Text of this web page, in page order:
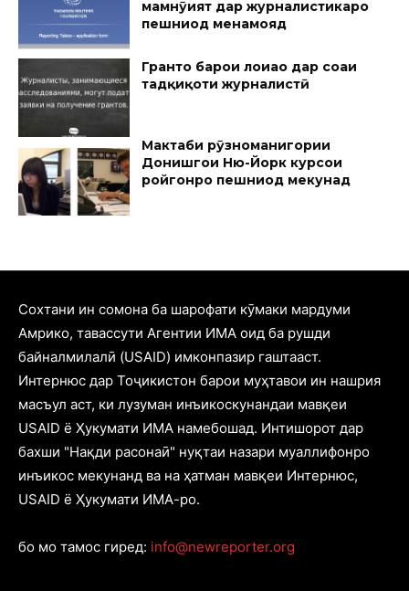
мамнӯият дар журналистикаро
пешниҳод менамояд
Грантҳо барои лоиҳаҳо дар соҳаи
тадқиқоти журналистӣ
Мактаби рӯзноманигории
Донишгоҳи Ню-Йорк курсҳои
ройгонро пешниҳод мекунад
Cохтани ин сомона ба шарофати кӯмаки мардуми
Амрико, тавассути Агентии ИМА оид ба рушди
байналмилалӣ (USAID) имконпазир гаштааст.
Интернюс дар Тоҷикистон барои муҳтавои ин нашрия
масъул аст, ки лузуман инъикоскунандаи мавқеи
USAID ё Ҳукумати ИМА намебошад. Интишорот дар
бахши "Нақди расонаӣ" нуқтаи назари муаллифонро
инъикос мекунанд ва на ҳатман мавқеи Интернюс,
USAID ё Ҳукумати ИМА-ро.
бо мо тамос гиред: info@newreporter.org